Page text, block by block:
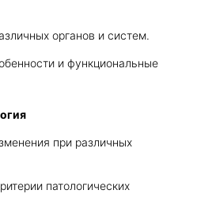
органов и систем.
и функциональные
при различных
патологических